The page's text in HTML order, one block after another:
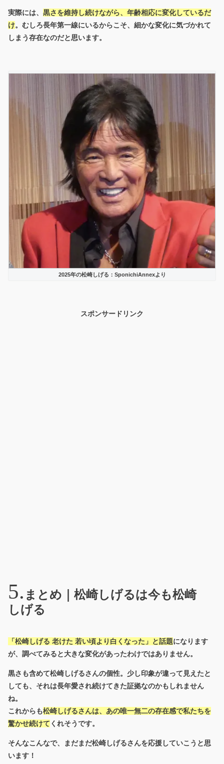
実際には、 黒さを維持し続けながら、年齢相応に変化しているだ
け。むしろ長年第一線にいるからこそ、細かな変化に気づかれて
しまう存在なのだと思います。
2025年の松崎しげる：SponichiAnnexより
スポンサードリンク
まとめ｜松崎しげるは今も松崎
しげる
「松崎しげる 老けた 若い頃より白くなった」と話題になります
が、調べてみると大きな変化があったわけではありません。
黒さも含めて松崎しげるさんの個性。少し印象が違って見えたと
しても、それは長年愛され続けてきた証拠なのかもしれません
ね。
これからも松崎しげるさんは、あの唯一無二の存在感で私たちを
驚かせ続けて くれそうです。
そんなこんなで、まだまだ松崎しげるさんを応援していこうと思
います！